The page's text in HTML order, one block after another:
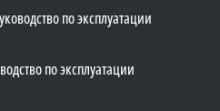
по эксплуатации
по эксплуатации